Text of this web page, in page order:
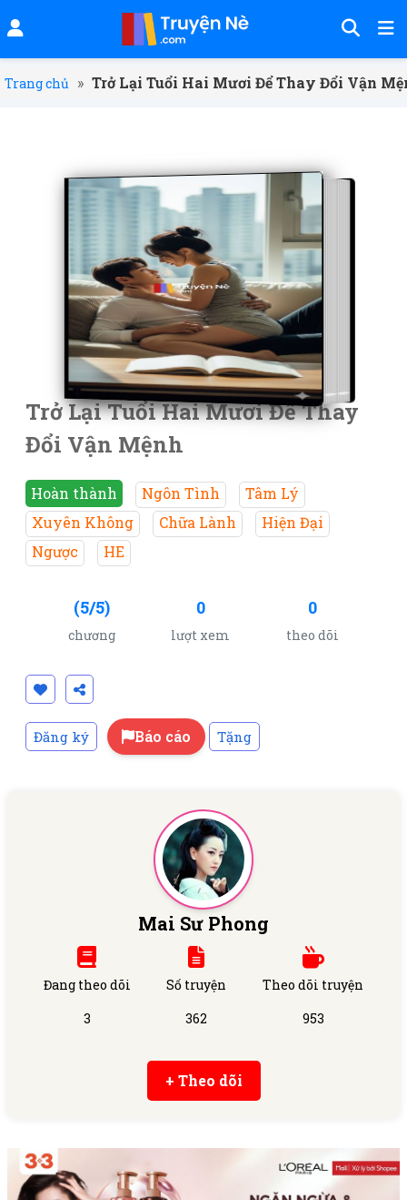
Trang chủ » Trở Lại Tuổi Hai Mươi Để Thay Đổi Vận
Trở Lại Tuổi Hai Mươi Để Thay
Đổi Vận Mệnh
Hoàn thành Ngôn Tình
Tâm Lý
Xuyên Không
Chữa Lành
Hiện Đại
Ngược
HE
(5/5)
chương
0
lượt xem
0
theo dõi
Đăng ký Báo cáo Tặng
Mai Sư Phong
Đang theo dõi
3
Số truyện
362
Theo dõi truyện
953
+ Theo dõi